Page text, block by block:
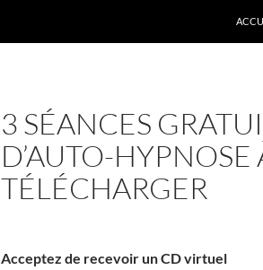
3 SÉANCES
D’AUTO-HYPNOSE
TÉLÉCHARGER
Acceptez de recevoir un CD virtuel